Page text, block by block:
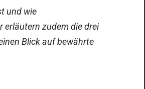
und wie
erläutern zudem die drei
Blick auf bewährte